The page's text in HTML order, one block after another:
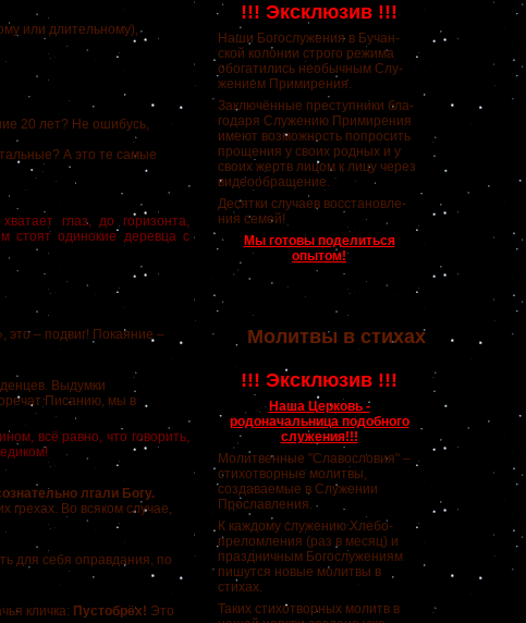
или длительному),
20 лет? Не ошибусь,
А это те самые
глаз, до горизонта,
стоят одинокие деревца с
– подвиг! Покаяние –
Выдумки
Писанию, мы в
всё равно, что говорить,
лгали Богу.
грехах. Во всяком случае,
для себя оправдания, по
кличка: Пустобрёх! Это
!!! Эксклюзив !!!
Наши Богослужения в Бучан-
ской колонии строго режима
обогатились необычным Слу-
жением Примирения.
Заключённые преступники бла-
годаря Служению Примирения
имеют возможность попросить
прощения у своих родных и у
своих жертв лицом к лицу через
видеообращение.
Десятки случаев восстановле-
ния семей!
Мы готовы поделиться
опытом!
Молитвы в стихах
!!! Эксклюзив !!!
Наша Церковь -
родоначальница подобного
служения!!!
Молитвенные "Славословия" –
стихотворные молитвы,
создаваемые в Служении
Прославления.
К каждому служению Хлебо-
преломления (раз в месяц) и
праздничным Богослужениям
пишутся новые молитвы в
стихах.
Таких стихотворных молитв в